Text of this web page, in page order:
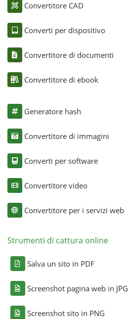
Convertitore CAD
Converti per dispositivo
Convertitore di documenti
Convertitore di ebook
Generatore hash
Convertitore di immagini
Converti per software
Convertitore video
Convertitore per i servizi web
Strumenti di cattura online
Salva un sito in PDF
Screenshot pagina web in JPG
Screenshot sito in PNG